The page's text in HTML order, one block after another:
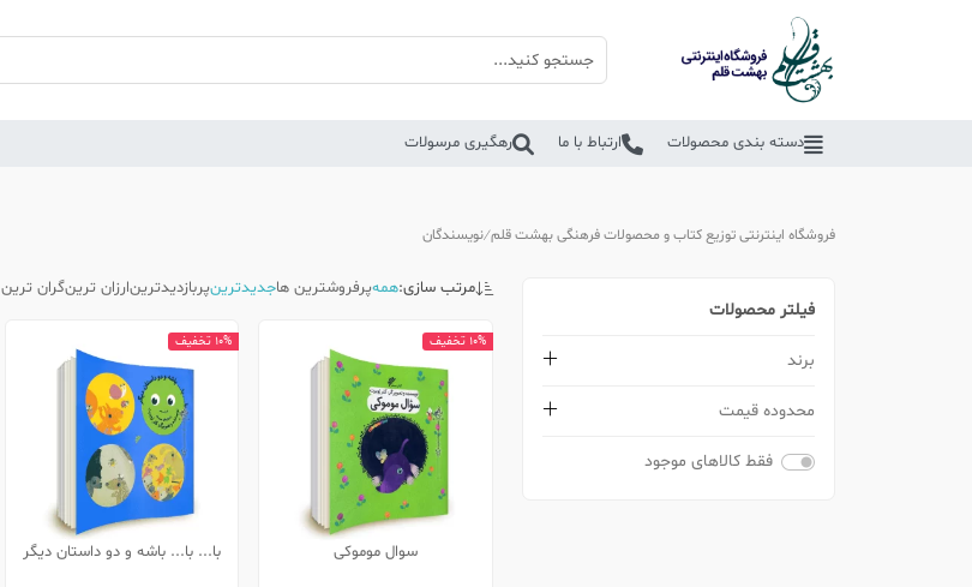
دسته بندی محصولات ارتباط با ما رهگیری مرسولات
فروشگاه اینترنتی توزیع کتاب و محصولات فرهنگی بهشت قلم نویسندگان
فیلتر محصولات
برند
محدوده قیمت
فقط کالاهای موجود
مرتب سازی:همهپرفروشترین هاجدیدترینپربازدیدترینارزان ترینگران ترین
سوال موموکی
10% تخفیف
با... با... باشه و دو داستان دیگر
10% تخفیف